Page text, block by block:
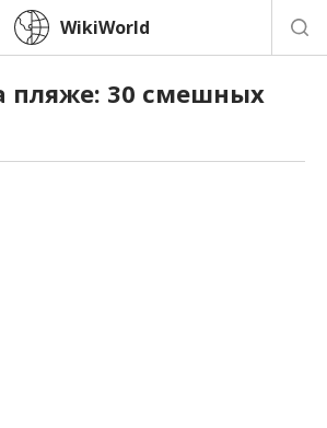
WikiWorld
пляже: 30 смешных